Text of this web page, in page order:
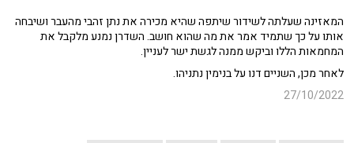
המאזינה שעלתה לשידור שיתפה שהיא מכירה את נתן זהבי מהעבר ושיבחה
אותו על כך שתמיד אמר את מה שהוא חושב. השדרן נמנע מלקבל את
המחמאות הללו וביקש ממנה לגשת ישר לעניין.
לאחר מכן, השניים דנו על בנימין נתניהו.
27/10/2022